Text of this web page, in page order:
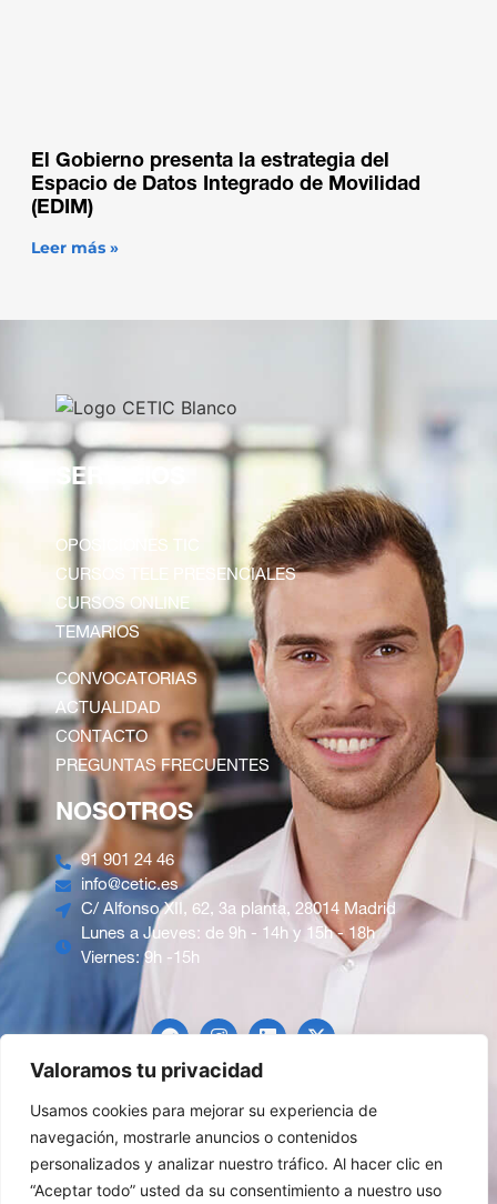
Valoramos tu privacidad
Usamos cookies para mejorar su experiencia de
navegación, mostrarle anuncios o contenidos
personalizados y analizar nuestro tráfico. Al hacer clic en
“Aceptar todo” usted da su consentimiento a nuestro uso
El Gobierno presenta la estrategia del
Espacio de Datos Integrado de Movilidad
(EDIM)
Leer más »
SERVICIOS
OPOSICIONES TIC
CURSOS TELE PRESENCIALES
CURSOS ONLINE
TEMARIOS
CONVOCATORIAS
ACTUALIDAD
CONTACTO
PREGUNTAS FRECUENTES
NOSOTROS
91 901 24 46
info@cetic.es
C/ Alfonso XII, 62, 3a planta, 28014 Madrid
Lunes a Jueves: de 9h - 14h y 15h - 18h
Viernes: 9h -15h
Pago Seguro
Política de privacidad